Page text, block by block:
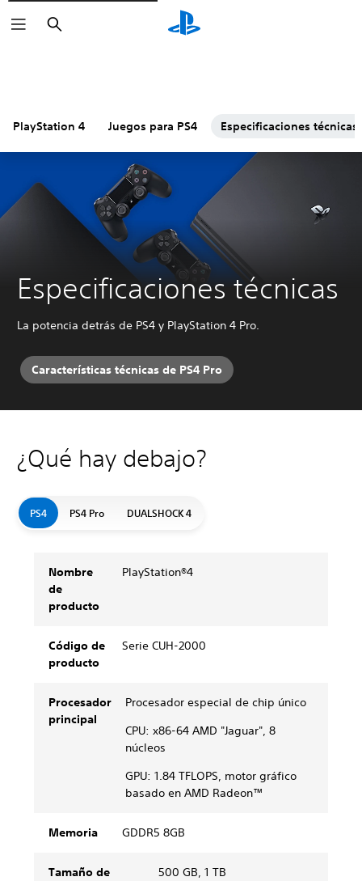
Buscar
PlayStation 4 Juegos para PS4 Especificaciones técnicas
Especificaciones técnicas
La potencia detrás de PS4 y PlayStation 4 Pro.
Características técnicas de PS4 Pro
¿Qué hay debajo?
PS4 PS4 Pro DUALSHOCK 4
Nombre
de
producto
PlayStation®4
Código de
producto
Serie CUH-2000
Procesador
principal
Procesador especial de chip único
CPU: x86-64 AMD "Jaguar", 8
núcleos
GPU: 1.84 TFLOPS, motor gráfico
basado en AMD Radeon™
Memoria GDDR5 8GB
Tamaño de
500 GB, 1 TB